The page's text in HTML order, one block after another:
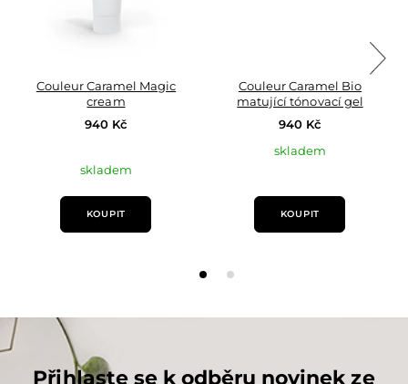
Couleur Caramel Magic
cream
940 Kč
skladem
KOUPIT
Couleur Caramel Bio
matující tónovací gel
940 Kč
skladem
KOUPIT
Přihlaste se k odběru novinek ze